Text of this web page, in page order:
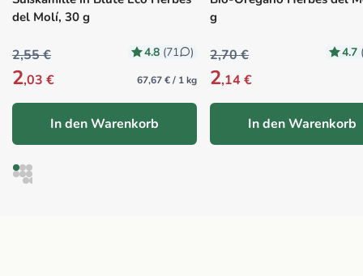
del Molí, 30 g
4.8 (71 )
2,55 €
2,03 € 67,67 € / 1 kg
In den Warenkorb
g
4.7
2,70 €
2,14 €
In den Warenkorb